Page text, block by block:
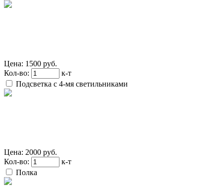
Цена: 1500 руб.
Кол-во:
к-т
Подсветка с 4-мя светильниками
Цена: 2000 руб.
Кол-во:
к-т
Полка